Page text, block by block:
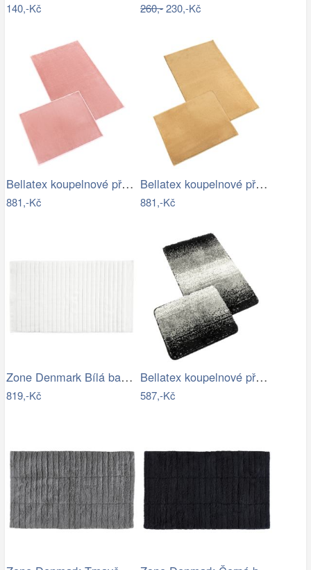
140,-Kč 260,-230,-Kč
Bellatex koupelnové předložky BANYGOLD…
881,-Kč
Bellatex koupelnové předložky BANYGOLD…
881,-Kč
Zone Denmark Bílá bavlněná koupelnová…
819,-Kč
Bellatex koupelnové předložky…
587,-Kč